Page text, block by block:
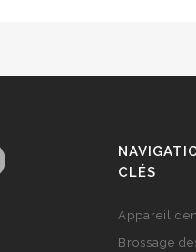
CLÉS
Appareil
Brossage